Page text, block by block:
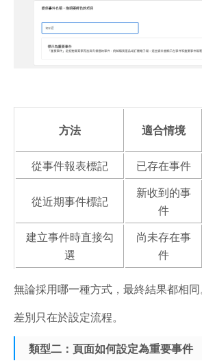
方法 適合情境
從事件報表標記
已存在事件
從近期事件標記
新收到的事
件
建立事件時直接勾
選
尚未存在事
件
無論採用哪一種方式，最終結果都相同
差別只在於設定流程。
類型二： 頁面如何設定為重要事件